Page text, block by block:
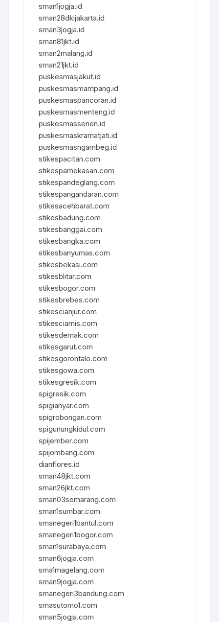
sman1jogja.id
sman28dkijakarta.id
sman3jogja.id
sman81jkt.id
sman2malang.id
sman21jkt.id
puskesmasjakut.id
puskesmasmampang.id
puskesmaspancoran.id
puskesmasmenteng.id
puskesmassenen.id
puskesmaskramatjati.id
puskesmasngambeg.id
stikespacitan.com
stikespamekasan.com
stikespandeglang.com
stikespangandaran.com
stikesacehbarat.com
stikesbadung.com
stikesbanggai.com
stikesbangka.com
stikesbanyumas.com
stikesbekasi.com
stikesblitar.com
stikesbogor.com
stikesbrebes.com
stikescianjur.com
stikesciamis.com
stikesdemak.com
stikesgarut.com
stikesgorontalo.com
stikesgowa.com
stikesgresik.com
spigresik.com
spigianyar.com
spigrobongan.com
spigunungkidul.com
spijember.com
spijombang.com
dianflores.id
sman48jkt.com
sman26jkt.com
sman03semarang.com
sman1sumbar.com
smanegeri1bantul.com
smanegeri1bogor.com
sman1surabaya.com
sman6jogja.com
sma1magelang.com
sman9jogja.com
smanegeri3bandung.com
smasutomo1.com
sman5jogja.com